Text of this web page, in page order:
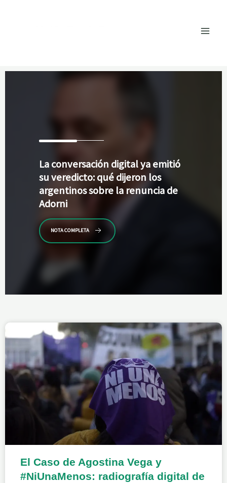
Laconversación digital ya emitió
su veredicto: qué dijeron los
argentinos sobre la renuncia de
Adorni
NOTA COMPLETA
El Caso de Agostina Vega y
#NiUnaMenos: radiografía digital de